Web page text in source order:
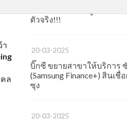
า
ล
ตัวจริง!!!
20-03-2025
บิ๊กซี ขยายสาขาให้บริการ
(Samsung Finance+) สิน
ซุง
20-03-2025